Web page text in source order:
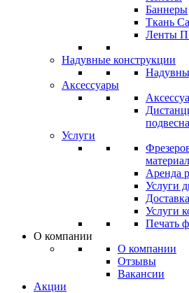
Баннеры
Ткань
Ленты
Надувные конструкции
Аксессуары
Услуги
Аренда
Услуги
Доставка
Услуги
Печать
О компании
О компании
Отзывы
Вакансии
Акции